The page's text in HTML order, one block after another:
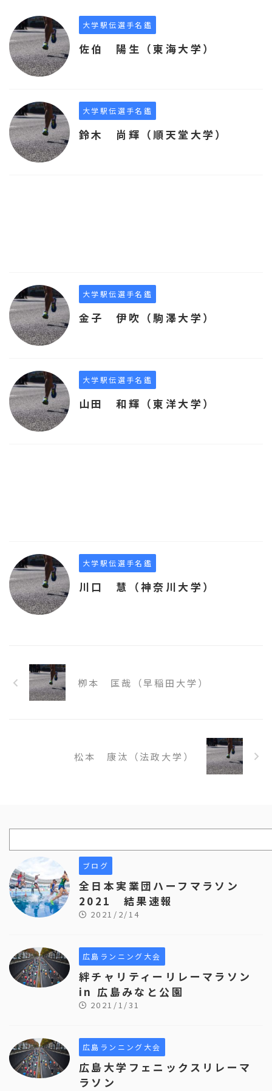
大学駅伝選手名鑑
佐伯 陽生（東海大学）
大学駅伝選手名鑑
鈴木 尚輝（順天堂大学）
大学駅伝選手名鑑
金子 伊吹（駒澤大学）
大学駅伝選手名鑑
山田 和輝（東洋大学）
大学駅伝選手名鑑
川口 慧（神奈川大学）
栁本 匡哉（早稲田大学）
松本 康汰（法政大学）
ブログ
全日本実業団ハーフマラソン
2021 結果速報
2021/2/14
広島ランニング大会
絆チャリティーリレーマラソン
in 広島みなと公園
2021/1/31
広島ランニング大会
広島大学フェニックスリレーマ
ラソン